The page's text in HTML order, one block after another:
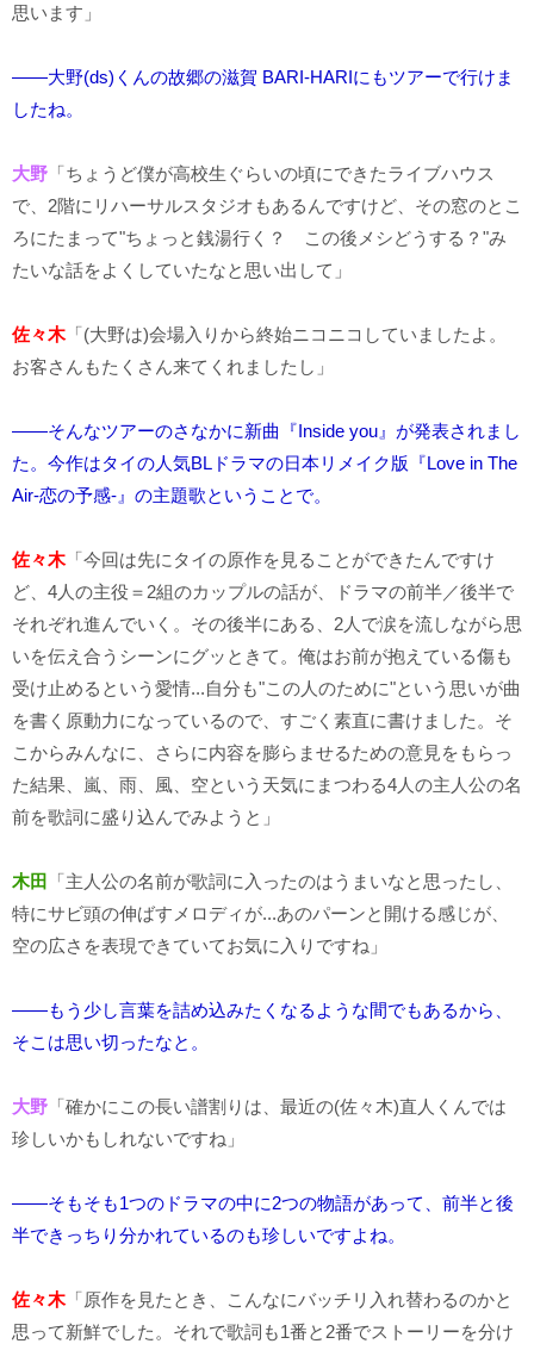
思います」
――大野(ds)くんの故郷の滋賀 BARI-HARIにもツアーで行けま
したね。
大野 「ちょうど僕が高校生ぐらいの頃にできたライブハウス
で、2階にリハーサルスタジオもあるんですけど、その窓のとこ
ろにたまって"ちょっと銭湯行く？ この後メシどうする？"み
たいな話をよくしていたなと思い出して」
佐々木「(大野は)会場入りから終始ニコニコしていましたよ。
お客さんもたくさん来てくれましたし」
――そんなツアーのさなかに新曲『Inside you』が発表されまし
た。今作はタイの人気BLドラマの日本リメイク版『Love in The
Air-恋の予感-』の主題歌ということで。
佐々木「今回は先にタイの原作を見ることができたんですけ
ど、4人の主役＝2組のカップルの話が、ドラマの前半／後半で
それぞれ進んでいく。その後半にある、2人で涙を流しながら思
いを伝え合うシーンにグッときて。俺はお前が抱えている傷も
受け止めるという愛情...自分も"この人のために"という思いが曲
を書く原動力になっているので、すごく素直に書けました。そ
こからみんなに、さらに内容を膨らませるための意見をもらっ
た結果、嵐、雨、風、空という天気にまつわる4人の主人公の名
前を歌詞に盛り込んでみようと」
木田
「主人公の名前が歌詞に入ったのはうまいなと思ったし、
特にサビ頭の伸ばすメロディが...あのパーンと開ける感じが、
空の広さを表現できていてお気に入りですね」
――もう少し言葉を詰め込みたくなるような間でもあるから、
そこは思い切ったなと。
大野 「確かにこの長い譜割りは、最近の(佐々木)直人くんでは
珍しいかもしれないですね」
――そもそも1つのドラマの中に2つの物語があって、前半と後
半できっちり分かれているのも珍しいですよね。
佐々木「原作を見たとき、こんなにバッチリ入れ替わるのかと
思って新鮮でした。それで歌詞も1番と2番でストーリーを分け